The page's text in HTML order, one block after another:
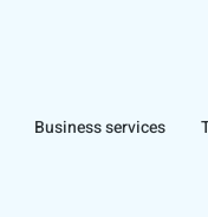
Business services